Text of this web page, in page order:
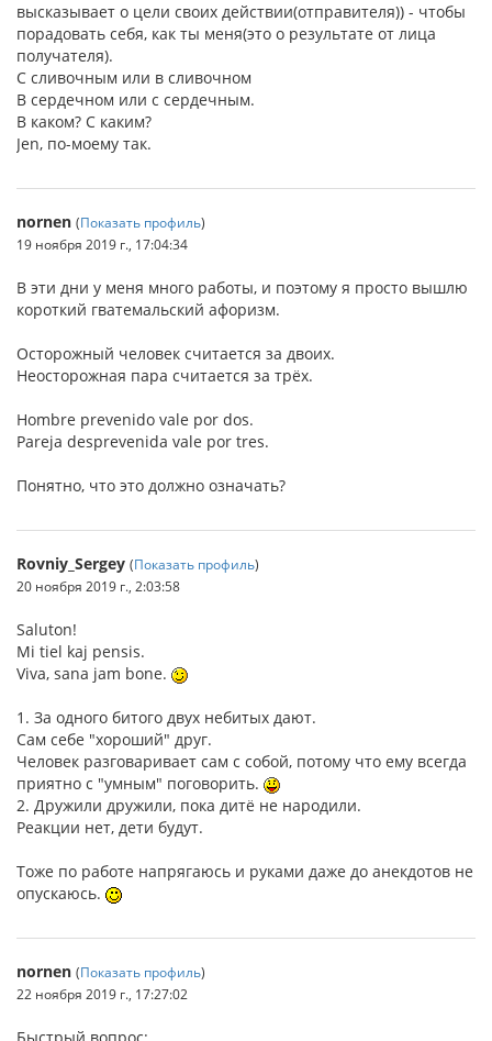
высказывает о цели своих действии(отправителя)) - чтобы
порадовать себя, как ты меня(это о результате от лица
получателя).
С сливочным или в сливочном
В сердечном или с сердечным.
В каком? С каким?
Jen, по-моему так.
nornen (Показать профиль)
19 ноября 2019 г., 17:04:34
В эти дни у меня много работы, и поэтому я просто вышлю
короткий гватемальский афоризм.
Осторожный человек считается за двоих.
Неосторожная пара считается за трёх.
Hombre prevenido vale por dos.
Pareja desprevenida vale por tres.
Понятно, что это должно означать?
Rovniy_Sergey (Показать профиль)
20 ноября 2019 г., 2:03:58
Saluton!
Mi tiel kaj pensis.
Viva, sana jam bone.
1. За одного битого двух небитых дают.
Сам себе "хороший" друг.
Человек разговаривает сам с собой, потому что ему всегда
приятно с "умным" поговорить.
2. Дружили дружили, пока дитё не народили.
Реакции нет, дети будут.
Тоже по работе напрягаюсь и руками даже до анекдотов не
опускаюсь.
nornen (Показать профиль)
22 ноября 2019 г., 17:27:02